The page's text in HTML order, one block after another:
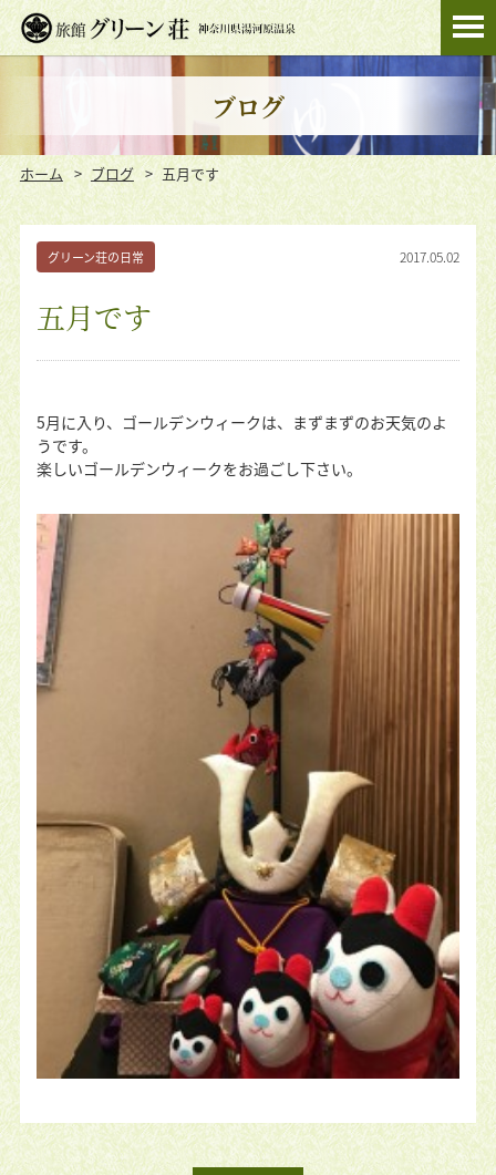
ブログ
ホーム ブログ 五月です
グリーン荘の日常 2017.05.02
五月です
5月に入り、ゴールデンウィークは、まずまずのお天気のよ
うです。
楽しいゴールデンウィークをお過ごし下さい。